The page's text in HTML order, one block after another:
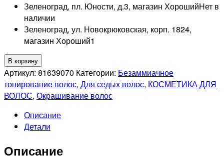
Зеленоград, пл. Юности, д.3, магазин ХорошийНет в
наличии
Зеленоград, ул. Новокрюковская, корп. 1824,
магазин Хороший1
Количество
товара
WELLA
PROFESSIONAL
COLOR
TOUCH
КРАСКА
В корзину
Артикул: 81639070 Категории: Безаммиачное
тонирование волос, Для седых волос, КОСМЕТИКА ДЛЯ
ВОЛОС, Окрашивание волос
Описание
Детали
Описание